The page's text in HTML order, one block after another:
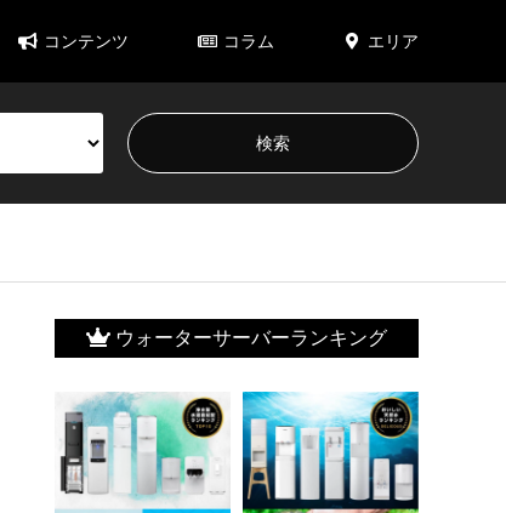
コンテンツ コラム エリア
ウォーターサーバーランキング